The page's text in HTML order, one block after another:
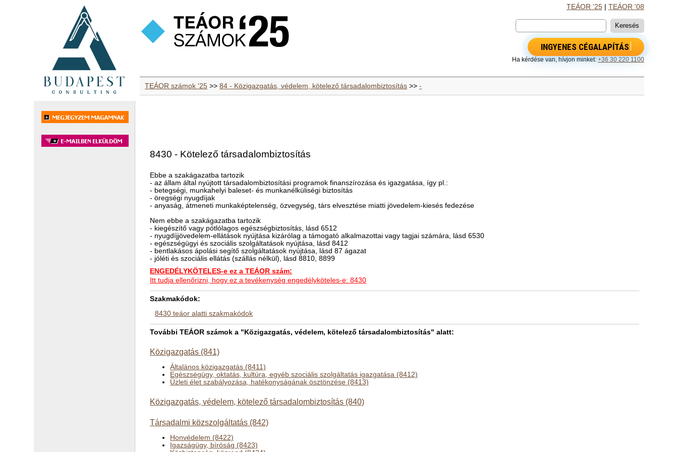
TEÁOR '25| TEÁOR '08
INGYENES CÉGALAPÍTÁS
Ha kérdése van, hívjon minket: +36 30 220 1100
TEÁOR számok '25 >>84 - Közigazgatás, védelem, kötelező társadalombiztosítás >>-
8430 - Kötelező társadalombiztosítás
Ebbe a szakágazatba tartozik
- az állam által nyújtott társadalombiztosítási programok finanszírozása és igazgatása, így pl.:
- betegségi, munkahelyi baleset- és munkanélküliségi biztosítás
- öregségi nyugdíjak
- anyaság, átmeneti munkaképtelenség, özvegység, társ elvesztése miatti jövedelem-kiesés fedezése
Nem ebbe a szakágazatba tartozik
- kiegészítő vagy pótlólagos egészségbiztosítás, lásd 6512
- nyugdíjjövedelem-ellátások nyújtása kizárólag a támogató alkalmazottai vagy tagjai számára, lásd 6530
- egészségügyi és szociális szolgáltatások nyújtása, lásd 8412
- bentlakásos ápolási segítő szolgáltatások nyújtása, lásd 87 ágazat
- jóléti és szociális ellátás (szállás nélkül), lásd 8810, 8899
ENGEDÉLYKÖTELES-e ez a TEÁOR szám:
Itt tudja ellenőrizni, hogy ez a tevékenység engedélyköteles-e: 8430
Szakmakódok:
8430 teáor alatti szakmakódok
További TEÁOR számok a "Közigazgatás, védelem, kötelező társadalombiztosítás" alatt:
Közigazgatás (841)
Általános közigazgatás (8411)
Egészségügy, oktatás, kultúra, egyéb szociális szolgáltatás igazgatása (8412)
Üzleti élet szabályozása, hatékonyságának ösztönzése (8413)
Közigazgatás, védelem, kötelező társadalombiztosítás (840)
Társadalmi közszolgáltatás (842)
Honvédelem (8422)
Igazságügy, bíróság (8423)